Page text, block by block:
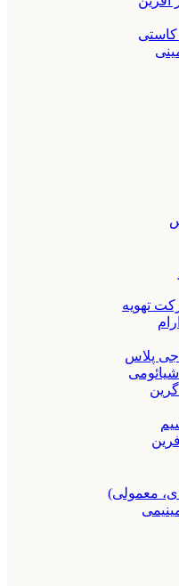
کاستی
تهویه
جی پلاس
معمولی)